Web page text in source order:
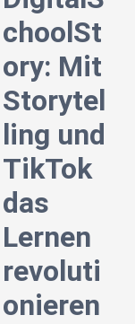
choolSt
ory: Mit
Storytel
ling und
TikTok
das
Lernen
revoluti
onieren